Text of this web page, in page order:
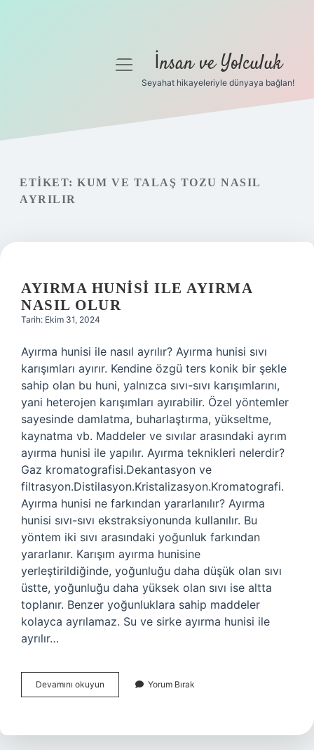
Gizlilik Politikası
Hakkımızda
menüyü İnsan ve Yolculuk
Seyahat hikayeleriyle dünyaya bağlan!
ETIKET: KUM VE TALAŞ TOZU NASIL
AYRILIR
AYIRMA HUNISI ILE AYIRMA
NASIL OLUR
Tarih: Ekim 31, 2024
Ayırma hunisi ile nasıl ayrılır? Ayırma hunisi sıvı
karışımları ayırır. Kendine özgü ters konik bir şekle
sahip olan bu huni, yalnızca sıvı-sıvı karışımlarını,
yani heterojen karışımları ayırabilir. Özel yöntemler
sayesinde damlatma, buharlaştırma, yükseltme,
kaynatma vb. Maddeler ve sıvılar arasındaki ayrım
ayırma hunisi ile yapılır. Ayırma teknikleri nelerdir?
Gaz kromatografisi.Dekantasyon ve
filtrasyon.Distilasyon.Kristalizasyon.Kromatografi.
Ayırma hunisi ne farkından yararlanılır? Ayırma
hunisi sıvı-sıvı ekstraksiyonunda kullanılır. Bu
yöntem iki sıvı arasındaki yoğunluk farkından
yararlanır. Karışım ayırma hunisine
yerleştirildiğinde, yoğunluğu daha düşük olan sıvı
üstte, yoğunluğu daha yüksek olan sıvı ise altta
toplanır. Benzer yoğunluklara sahip maddeler
kolayca ayrılamaz. Su ve sirke ayırma hunisi ile
ayrılır…
Devamını okuyun
Hunisi
Nasıl
Yorum Bırak